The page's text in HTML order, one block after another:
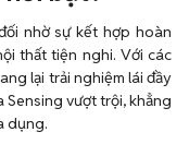
14
12
nhờ sự kết hợp hoàn
thất tiện nghi. Với các
lại trải nghiệm lái đầy
vượt trội, khẳng
dụng.